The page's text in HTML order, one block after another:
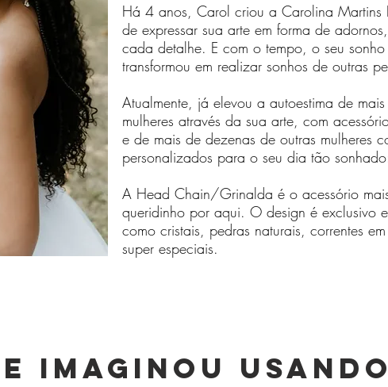
Há 4 anos, Carol criou a Carolina Martins
de expressar sua arte em forma de
cada detalhe. E com o tempo, o seu
transformou em realizar sonhos de outras
Atualmente, já elevou a autoestima de
mulheres através da sua arte, com
e de mais de dezenas de outras mulheres
personalizados para o seu dia tão
A Head Chain/Grinalda é o acessório
queridinho por aqui. O design é exclusivo
como cristais, pedras naturais, correntes
super especiais.
imaginou